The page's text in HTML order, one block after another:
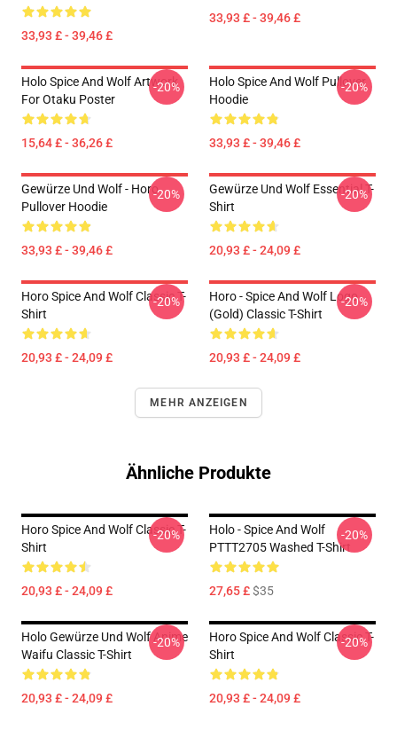
33,93 £ - 39,46 £
33,93 £ - 39,46 £
Holo Spice And Wolf Artwork
For Otaku Poster
15,64 £ - 36,26 £
-20%
Holo Spice And Wolf Pullover
Hoodie
33,93 £ - 39,46 £
-20%
Gewürze Und Wolf - Horo
Pullover Hoodie
33,93 £ - 39,46 £
-20%
Gewürze Und Wolf Essential T-
Shirt
20,93 £ - 24,09 £
-20%
Horo Spice And Wolf Classic T-
Shirt
20,93 £ - 24,09 £
-20%
Horo - Spice And Wolf Logo
(Gold) Classic T-Shirt
20,93 £ - 24,09 £
-20%
MEHR ANZEIGEN
Ähnliche Produkte
Horo Spice And Wolf Classic T-
Shirt
20,93 £ - 24,09 £
-20%
Holo - Spice And Wolf
PTTT2705 Washed T-Shirt
27,65 £$35
-20%
Holo Gewürze Und Wolf Anime
Waifu Classic T-Shirt
20,93 £ - 24,09 £
-20%
Horo Spice And Wolf Classic T-
Shirt
20,93 £ - 24,09 £
-20%